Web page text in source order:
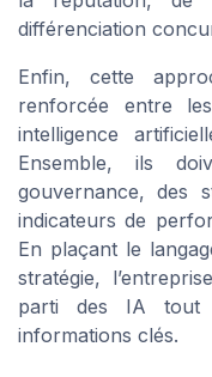
différenciation
Enfin, cette
renforcée entre
intelligence
Ensemble, ils
gouvernance, des
indicateurs de
En plaçant le
stratégie,
parti des IA tout
informations clés.